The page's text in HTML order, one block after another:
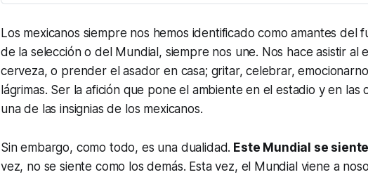
Los mexicanos siempre nos hemos identificado como amantes del
de la selección o del Mundial, siempre nos une. Nos hace asistir al
cerveza, o prender el asador en casa; gritar, celebrar,
lágrimas. Ser la afición que pone el ambiente en el estadio y en
una de las insignias de los mexicanos.
Sin embargo, como todo, es una dualidad. Este Mundial se
vez, no se siente como los demás. Esta vez, el Mundial viene a